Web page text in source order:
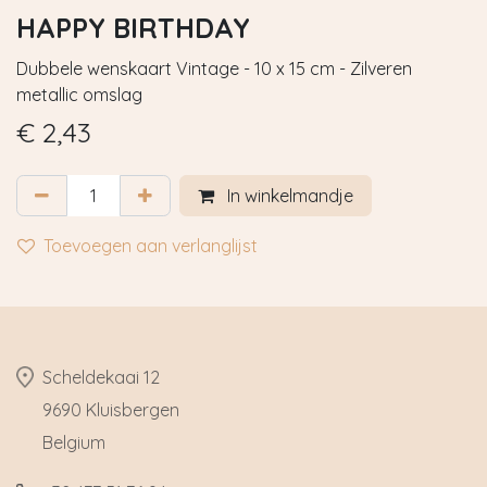
HAPPY BIRTHDAY
Dubbele wenskaart Vintage - 10 x 15 cm - Zilveren
metallic omslag
€ 2,43
In winkelmandje
Toevoegen aan verlanglijst
​Scheldekaai 12
9690 Kluisbergen
​Belgium